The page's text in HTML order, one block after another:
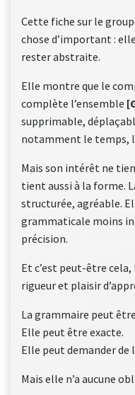
Cette fiche sur le
chose d’important :
rester abstraite.
Elle montre que le
complète l’ensemble
supprimable,
notamment le temps,
Mais son intérêt ne
tient aussi à la forme.
structurée, agréable.
grammaticale moins
précision.
Et c’est peut-être
rigueur et plaisir
La grammaire peut
Elle peut être exacte.
Elle peut demander de
Mais elle n’a aucune